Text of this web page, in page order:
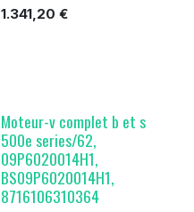
1.341,20 €
Moteur-v complet b et s
500e series/62,
09P6020014H1,
BS09P6020014H1,
8716106310364